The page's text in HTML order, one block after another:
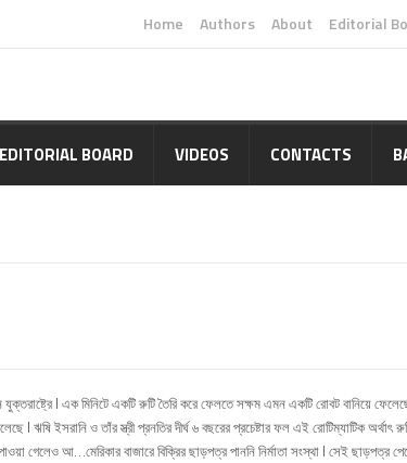
Home Authors About Editorial
EDITORIAL BOARD VIDEOS CONTACTS
যুক্তরাষ্ট্রে l এক মিনিটে একটি রুটি তৈরি করে ফেলতে সক্ষম এমন একটি রোবট বানিয়ে
l ঋষি ইসরানি ও তাঁর স্ত্রী প্রনতির দীর্ঘ ৬ বছরের প্রচেষ্টার ফল এই রোটিম্যাটিক
পাওয়া গেলেও আ
মেরিকার বাজারে বিক্রির ছাড়পত্র পাননি নির্মাতা সংস্থা l সেই